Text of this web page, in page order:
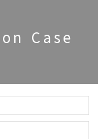
Case